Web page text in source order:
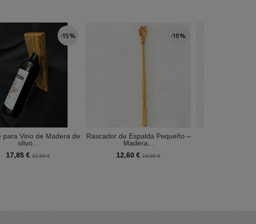
-15 %
para Vino de Madera de
olivo...
17,85 € 21,00 €
-10 %
Rascador de Espalda Pequeño –
Madera...
12,60 € 14,00 €